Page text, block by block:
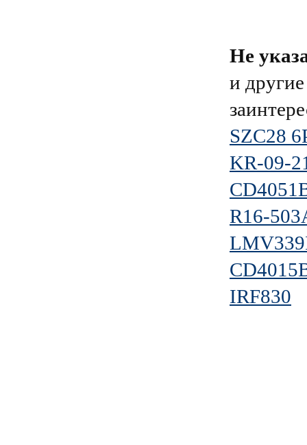
Не
и
SZC28
KR-09-
R16-
IRF830